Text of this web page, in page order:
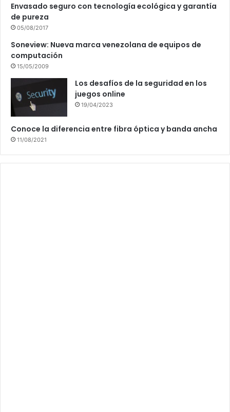
Envasado seguro con tecnología ecológica y garantía
de pureza
05/08/2017
Soneview: Nueva marca venezolana de equipos de
computación
15/05/2009
Los desafíos de la seguridad en los
juegos online
19/04/2023
Conoce la diferencia entre fibra óptica y banda ancha
11/08/2021